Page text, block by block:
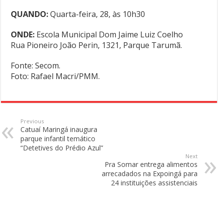
QUANDO:Quarta-feira, 28, às 10h30
ONDE: Escola Municipal Dom Jaime Luiz Coelho
Rua Pioneiro João Perin, 1321, Parque Tarumã.
Fonte: Secom.
Foto: Rafael Macri/PMM.
Previous
Catuaí Maringá inaugura
parque infantil temático
“Detetives do Prédio Azul”
Next
Pra Somar entrega alimentos
arrecadados na Expoingá para
24 instituições assistenciais